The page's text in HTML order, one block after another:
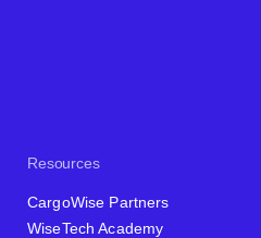
Resources
CargoWise Partners
WiseTech Academy